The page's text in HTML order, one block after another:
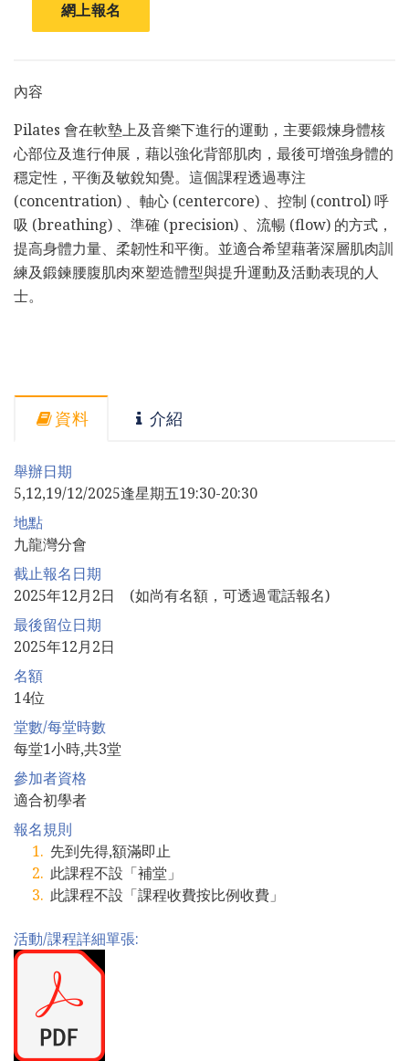
網上報名
內容
Pilates 會在軟墊上及音樂下進行的運動，主要鍛煉身體核
心部位及進行伸展，藉以強化背部肌肉，最後可增強身體的
穩定性，平衡及敏銳知覺。這個課程透過專注
(concentration) 、軸心 (centercore) 、控制 (control) 呼
吸 (breathing) 、準確 (precision) 、流暢 (flow) 的方式，
提高身體力量、柔韌性和平衡。並適合希望藉著深層肌肉訓
練及鍛鍊腰腹肌肉來塑造體型與提升運動及活動表現的人
士。
資料 介紹
舉辦日期
5,12,19/12/2025逢星期五19:30-20:30
地點
九龍灣分會
截止報名日期
2025年12月2日 (如尚有名額，可透過電話報名)
最後留位日期
2025年12月2日
名額
14位
堂數/每堂時數
每堂1小時,共3堂
參加者資格
適合初學者
報名規則
先到先得,額滿即止
此課程不設「補堂」
此課程不設「課程收費按比例收費」
活動/課程詳細單張: